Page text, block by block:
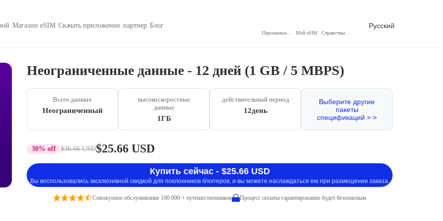
Магазин eSIM Скачать приложение партнер Блог
Мой eSIM
Русский
Неограниченные данные - 12 дней (1 GB / 5 MBPS)
Всего данных
Неограниченный
высокоскоростные
данные
1ГБ
действительный период
12день
Выберите другие
пакеты
спецификаций > >
30% off $36.66 USD$25.66 USD
Купить сейчас - $25.66 USD
Вы воспользовались эксклюзивной скидкой для поклонников блоггеров, и вы можете наслаждаться ею при размещении заказа.
Совокупное обслуживание 100 000 + путешественников Процесс оплаты гарантированно будет безопасным